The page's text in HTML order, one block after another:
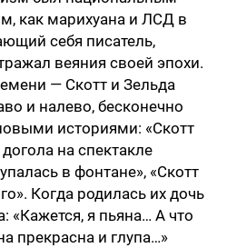
как марихуана и ЛСД в
себя писатель,
веяния своей эпохи.
— Скотт и Зельда
и налево, бесконечно
историями: «Скотт
на спектакле
в фонтане», «Скотт
Когда родилась их дочь
«Кажется, я пьяна… А что
прекрасна и глупа…»